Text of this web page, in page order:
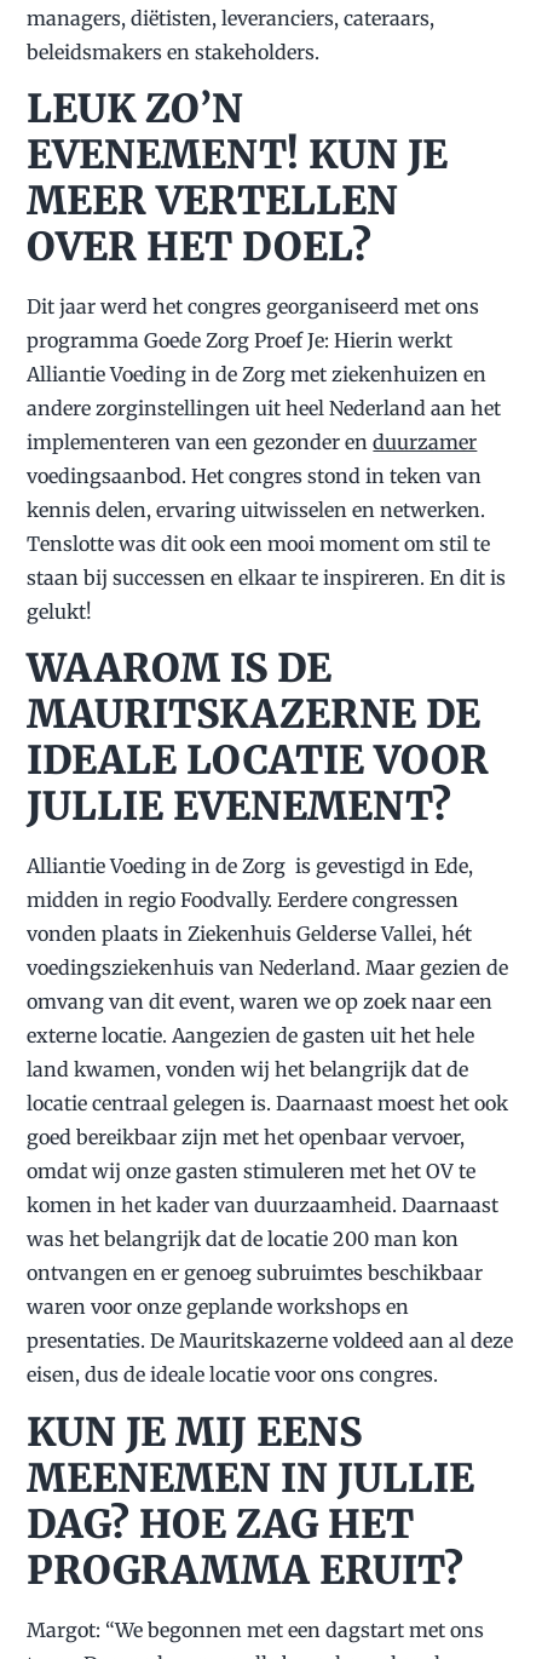
managers, diëtisten, leveranciers, cateraars,
beleidsmakers en stakeholders.
LEUK ZO’N
EVENEMENT! KUN JE
MEER VERTELLEN
OVER HET DOEL?
Dit jaar werd het congres georganiseerd met ons
programma Goede Zorg Proef Je: Hierin werkt
Alliantie Voeding in de Zorg met ziekenhuizen en
andere zorginstellingen uit heel Nederland aan het
implementeren van een gezonder enduurzamer
voedingsaanbod. Het congres stond in teken van
kennis delen, ervaring uitwisselen en netwerken.
Tenslotte was dit ook een mooi moment om stil te
staan bij successen en elkaar te inspireren. En dit is
gelukt!
WAAROM IS DE
MAURITSKAZERNE DE
IDEALE LOCATIE VOOR
JULLIE EVENEMENT?
Alliantie Voeding in de Zorg is gevestigd in Ede,
midden in regio Foodvally. Eerdere congressen
vonden plaats in Ziekenhuis Gelderse Vallei, hét
voedingsziekenhuis van Nederland. Maar gezien de
omvang van dit event, waren we op zoek naar een
externe locatie. Aangezien de gasten uit het hele
land kwamen, vonden wij het belangrijk dat de
locatie centraal gelegen is. Daarnaast moest het ook
goed bereikbaar zijn met het openbaar vervoer,
omdat wij onze gasten stimuleren met het OV te
komen in het kader van duurzaamheid. Daarnaast
was het belangrijk dat de locatie 200 man kon
ontvangen en er genoeg subruimtes beschikbaar
waren voor onze geplande workshops en
presentaties. De Mauritskazerne voldeed aan al deze
eisen, dus de ideale locatie voor ons congres.
KUN JE MIJ EENS
MEENEMEN IN JULLIE
DAG? HOE ZAG HET
PROGRAMMA ERUIT?
Margot: “We begonnen met een dagstart met ons